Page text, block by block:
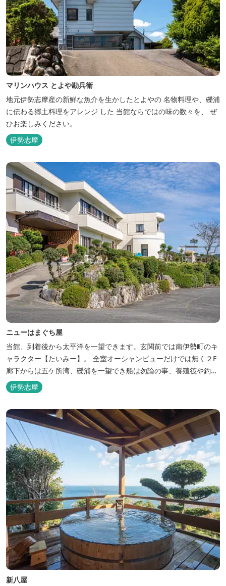
マリンハウス とよや勘兵衛
地元伊勢志摩産の新鮮な魚介を生かしたとよやの 名物料理や、礫浦
に伝わる郷土料理をアレンジ した 当館ならではの味の数々を、 ぜ
ひお楽しみください。
伊勢志摩
ニューはまぐち屋
当館、到着後から太平洋を一望できます。玄関前では南伊勢町のキ
ャラクター【たいみー】。 全室オーシャンビューだけでは無く２F
廊下からは五ケ所湾、礫浦を一望でき船は勿論の事、養殖筏や釣り
堀筏などみる事ができます。 当館一押しのお部屋【大島】からは太
平洋を一望。マグロの養殖筏、夜には漁師さん達の船の光がみえ対
岸には田曽浦の町の光が綺麗に見えます。
伊勢志摩
新八屋